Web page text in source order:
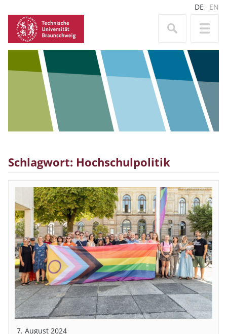
DE EN
Schlagwort: Hochschulpolitik
7. August 2024